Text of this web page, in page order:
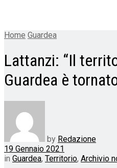
Home Guardea
Lattanzi: “Il
Guardea è
by Redazione
19 Gennaio 2021
in Guardea, Territorio, Archivio